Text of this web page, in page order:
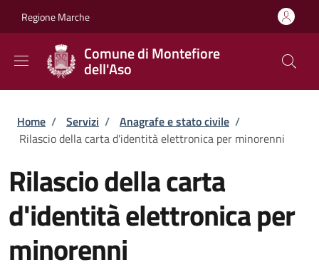
Regione Marche
Comune di Montefiore
dell'Aso
Briciole di pane
Home / Servizi / Anagrafe e stato civile /
Rilascio della carta d'identità elettronica per minorenni
Rilascio della carta
d'identità elettronica per
minorenni